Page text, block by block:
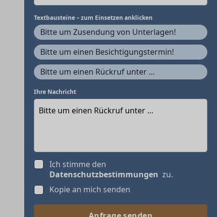
Textbausteine – zum Einsetzen anklicken
Bitte um Zusendung von Unterlagen!
Bitte um einen Besichtigungstermin!
Bitte um einen Rückruf unter …
Ihre Nachricht
Ich stimme den
Datenschutzbestimmungen zu.
Kopie an mich senden